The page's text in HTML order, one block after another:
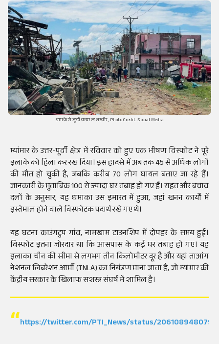
धमाके से जुड़ी वायरल तस्वीर, Photo Credit: Social Media
म्यांमार के उत्तर-पूर्वी क्षेत्र में रविवार को हुए एक भीषण विस्फोट ने पूरे
इलाके को हिला कर रख दिया। इस हादसे में अब तक 45 से अधिक लोगों
की मौत हो चुकी है, जबकि करीब 70 लोग घायल बताए जा रहे हैं।
जानकारी के मुताबिक 100 से ज्यादा घर तबाह हो गए हैं। राहत और बचाव
दलों के अनुसार, यह धमाका उस इमारत में हुआ, जहां खनन कार्यों में
इस्तेमाल होने वाले विस्फोटक पदार्थ रखे गए थे।
यह घटना काउंगटुप गांव, नामखाम टाउनशिप में दोपहर के समय हुई।
विस्फोट इतना जोरदार था कि आसपास के कई घर तबाह हो गए। यह
इलाका चीन की सीमा से लगभग तीन किलोमीटर दूर है और यहां ताआंग
नेशनल लिबरेशन आर्मी (TNLA) का नियंत्रण माना जाता है, जो म्यांमार की
केंद्रीय सरकार के खिलाफ सशस्त्र संघर्ष में शामिल है।
https://twitter.com/PTI_News/status/